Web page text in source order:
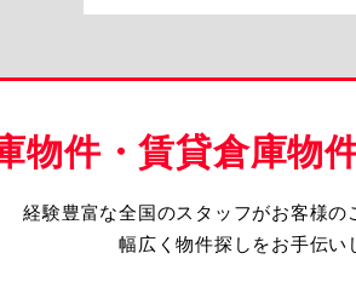
物件・賃貸倉庫物
経験豊富な全国のスタッフがお客様の
幅広く物件探しをお手伝い